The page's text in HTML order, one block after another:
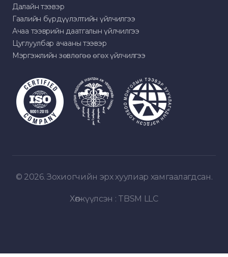
Далайн тээвэр
Гаалийн бүрдүүлэлтийн үйлчилгээ
Ачаа тээврийн даатгалын үйлчилгээ
Цуглуулбар ачааны тээвэр
Мэргэжлийн зөвлөгөө өгөх үйлчилгээ
© 2026. Зохиогчийн эрх хуулиар хамгаалагдсан.
Хөгжүүлсэн : TBSM LLC